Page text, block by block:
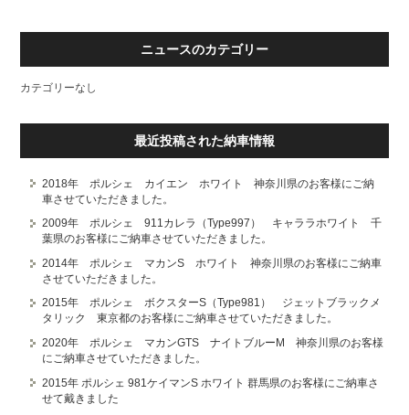
ニュースのカテゴリー
カテゴリーなし
最近投稿された納車情報
2018年 ポルシェ カイエン ホワイト 神奈川県のお客様にご納
車させていただきました。
2009年 ポルシェ 911カレラ（Type997） キャララホワイト 千
葉県のお客様にご納車させていただきました。
2014年 ポルシェ マカンS ホワイト 神奈川県のお客様にご納車
させていただきました。
2015年 ポルシェ ボクスターS（Type981） ジェットブラックメ
タリック 東京都のお客様にご納車させていただきました。
2020年 ポルシェ マカンGTS ナイトブルーM 神奈川県のお客様
にご納車させていただきました。
2015年 ポルシェ 981ケイマンS ホワイト 群馬県のお客様にご納車さ
せて戴きました